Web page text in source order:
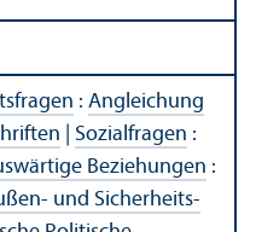
: Angleich­ung
Sozialfragen :
Beziehungen :
und Sicherheits­